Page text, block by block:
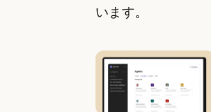
います。